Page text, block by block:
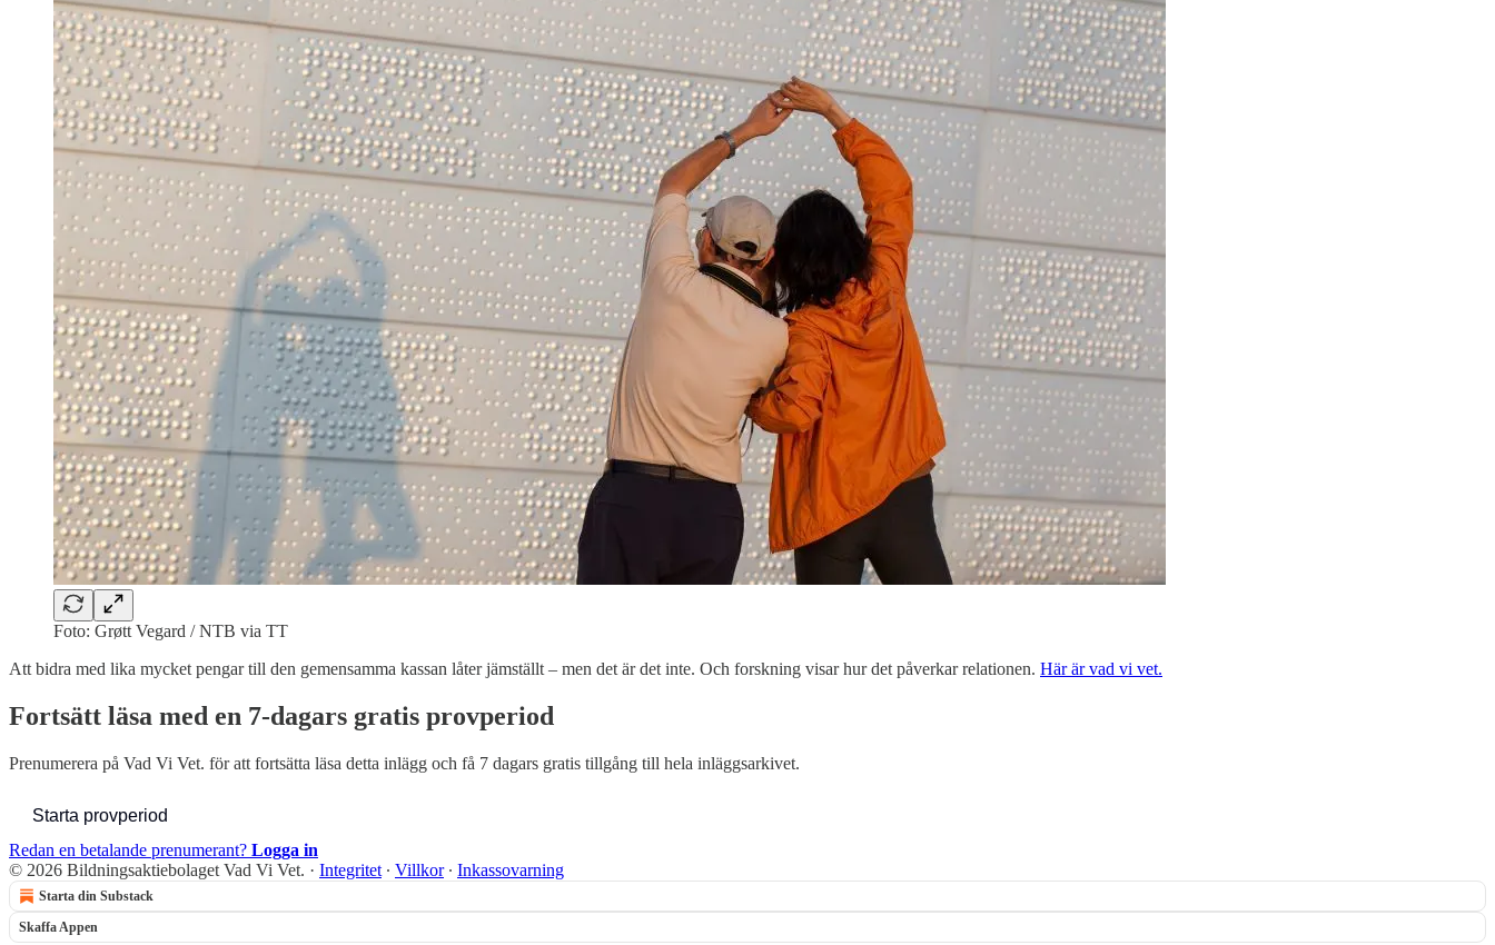
Foto: Grøtt Vegard / NTB via TT
Att bidra med lika mycket pengar till den gemensamma kassan låter jämställt – men det är det inte. Och forskning visar hur det påverkar relationen. Här är vad vi vet.
Fortsätt läsa med en 7-dagars gratis provperiod
Prenumerera på Vad Vi Vet. för att fortsätta läsa detta inlägg och få 7 dagars gratis tillgång till hela inläggsarkivet.
Starta provperiod
Redan en betalande prenumerant? Logga in
© 2026 Bildningsaktiebolaget Vad Vi Vet. · Integritet ∙ Villkor∙ Inkassovarning
Starta din Substack
Skaffa Appen